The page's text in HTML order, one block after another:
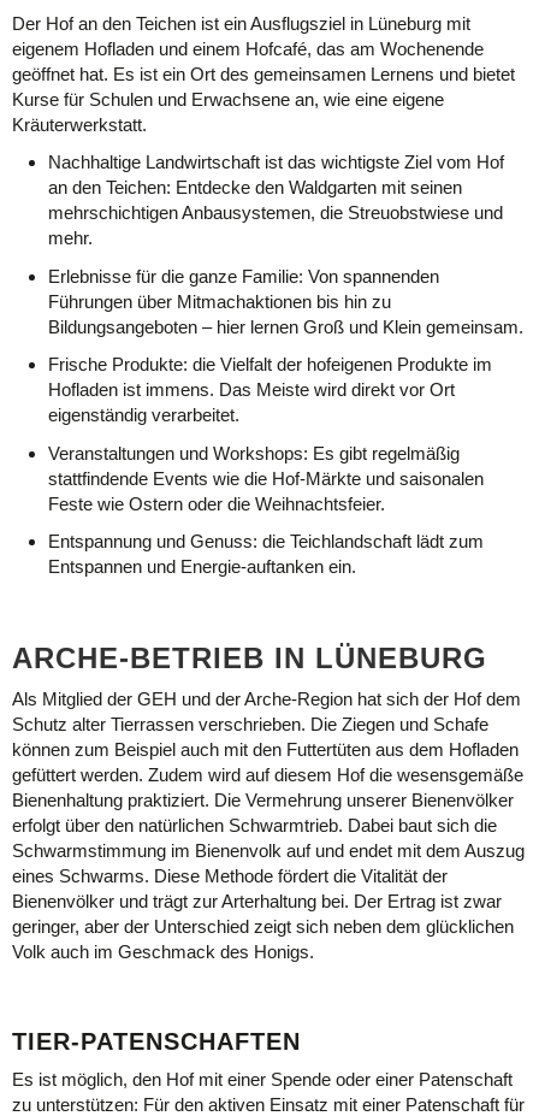
Der Hof an den Teichen ist ein Ausflugsziel in Lüneburg mit
eigenem Hofladen und einem Hofcafé, das am Wochenende
geöffnet hat. Es ist ein Ort des gemeinsamen Lernens und bietet
Kurse für Schulen und Erwachsene an, wie eine eigene
Kräuterwerkstatt.
Nachhaltige Landwirtschaft ist das wichtigste Ziel vom Hof
an den Teichen: Entdecke den Waldgarten mit seinen
mehrschichtigen Anbausystemen, die Streuobstwiese und
mehr.
Erlebnisse für die ganze Familie: Von spannenden
Führungen über Mitmachaktionen bis hin zu
Bildungsangeboten – hier lernen Groß und Klein gemeinsam.
Frische Produkte: die Vielfalt der hofeigenen Produkte im
Hofladen ist immens. Das Meiste wird direkt vor Ort
eigenständig verarbeitet.
Veranstaltungen und Workshops: Es gibt regelmäßig
stattfindende Events wie die Hof-Märkte und saisonalen
Feste wie Ostern oder die Weihnachtsfeier.
Entspannung und Genuss: die Teichlandschaft lädt zum
Entspannen und Energie-auftanken ein.
ARCHE-BETRIEB IN LÜNEBURG
Als Mitglied der GEH und der Arche-Region hat sich der Hof dem
Schutz alter Tierrassen verschrieben. Die Ziegen und Schafe
können zum Beispiel auch mit den Futtertüten aus dem Hofladen
gefüttert werden. Zudem wird auf diesem Hof die wesensgemäße
Bienenhaltung praktiziert. Die Vermehrung unserer Bienenvölker
erfolgt über den natürlichen Schwarmtrieb. Dabei baut sich die
Schwarmstimmung im Bienenvolk auf und endet mit dem Auszug
eines Schwarms. Diese Methode fördert die Vitalität der
Bienenvölker und trägt zur Arterhaltung bei. Der Ertrag ist zwar
geringer, aber der Unterschied zeigt sich neben dem glücklichen
Volk auch im Geschmack des Honigs.
TIER-PATENSCHAFTEN
Es ist möglich, den Hof mit einer Spende oder einer Patenschaft
zu unterstützen: Für den aktiven Einsatz mit einer Patenschaft für